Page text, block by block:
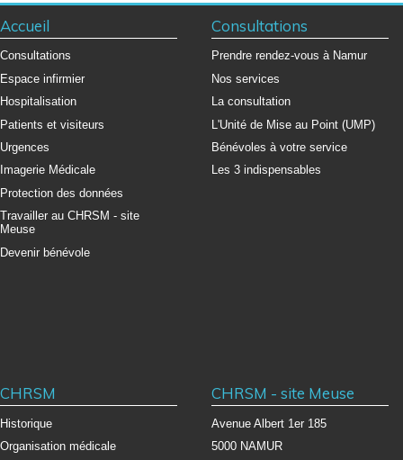
Accueil
Consultations
Espace infirmier
Hospitalisation
Patients et visiteurs
Urgences
Imagerie Médicale
Protection des données
Travailler au CHRSM - site
Meuse
Devenir bénévole
Consultations
Prendre rendez-vous à Namur
Nos services
La consultation
L'Unité de Mise au Point (UMP)
Bénévoles à votre service
Les 3 indispensables
CHRSM
Historique
Organisation médicale
CHRSM - site Meuse
Avenue Albert 1er 185
5000 NAMUR